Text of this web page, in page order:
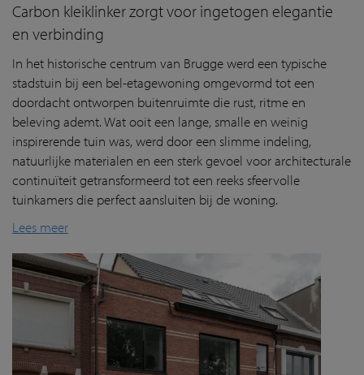
Carbon kleiklinker zorgt voor ingetogen elegantie
en verbinding
In het historische centrum van Brugge werd een typische
stadstuin bij een bel-etagewoning omgevormd tot een
doordacht ontworpen buitenruimte die rust, ritme en
beleving ademt. Wat ooit een lange, smalle en weinig
inspirerende tuin was, werd door een slimme indeling,
natuurlijke materialen en een sterk gevoel voor architecturale
continuïteit getransformeerd tot een reeks sfeervolle
tuinkamers die perfect aansluiten bij de woning.
Lees meer